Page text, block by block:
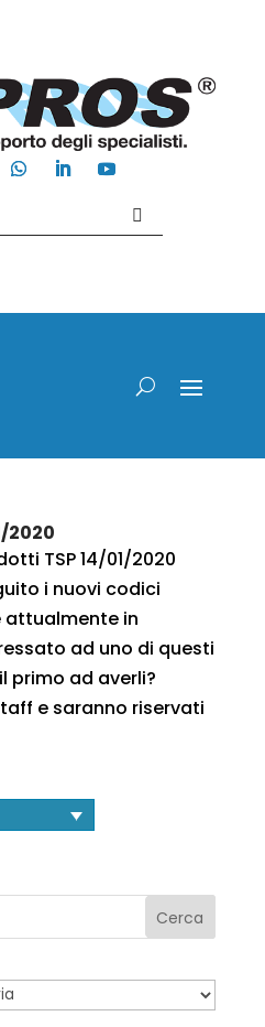
2020
TSP 14/01/2020
i nuovi codici
attualmente in
ad uno di questi
primo ad averli?
e saranno riservati